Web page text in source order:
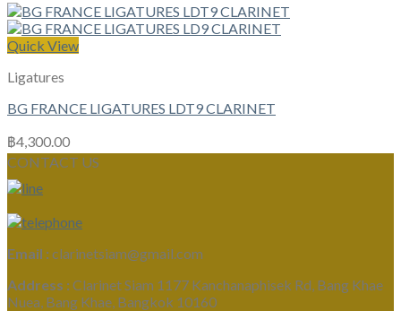
Quick View
Ligatures
BG FRANCE LIGATURES LDT9 CLARINET
฿4,300.00
CONTACT US
Email : clarinetsiam@gmail.com
Address : Clarinet Siam 1177 Kanchanaphisek Rd, Bang Khae
Nuea, Bang Khae, Bangkok 10160